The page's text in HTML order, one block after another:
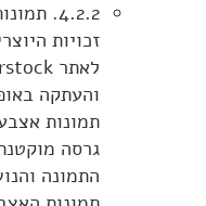
זכויות
והעתקה
גרסה
התמונה